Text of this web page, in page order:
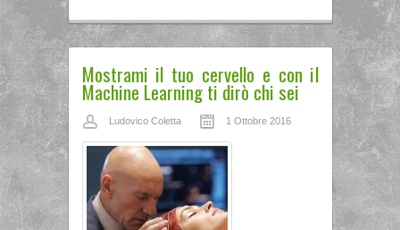
Mostrami il tuo cervello e con il
Machine Learning ti dirò chi sei
Ludovico Coletta 1 Ottobre 2016